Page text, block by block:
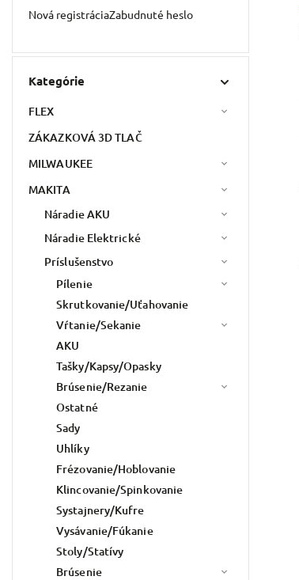
Nová registráciaZabudnuté heslo
Kategórie
FLEX
ZÁKAZKOVÁ 3D TLAČ
MILWAUKEE
MAKITA
Náradie AKU
Náradie Elektrické
Príslušenstvo
Pílenie
Skrutkovanie/Uťahovanie
Vŕtanie/Sekanie
AKU
Tašky/Kapsy/Opasky
Brúsenie/Rezanie
Ostatné
Sady
Uhlíky
Frézovanie/Hoblovanie
Klincovanie/Spinkovanie
Systajnery/Kufre
Vysávanie/Fúkanie
Stoly/Statívy
Brúsenie